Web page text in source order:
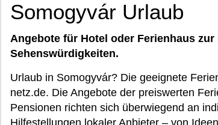
Somogyvár Urlaub
Angebote für Hotel oder Ferienhaus
Sehenswürdigkeiten.
Urlaub in Somogyvár? Die geeignete
netz.de. Die Angebote der preiswerten
Pensionen richten sich überwiegend an
Hilfestellungen lokaler Anbieter – von